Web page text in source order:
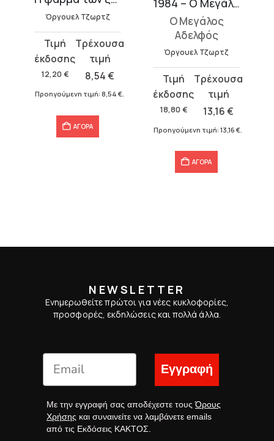
Όργουελ Τζωρτζ
12,20 €
Original
price
was:
12,20 €.
8,54€
τρέχουσα
τιμή
είναι:
Προηγούμενη τιμή: 8,54 €.
ΑΓΟΡΑ
Ο Μεγάλος
Αδελφός
Όργουελ Τζωρτζ
18,80 €
Original
price
was:
18,80 €.
13,16€
τρέχουσα
τιμή
Προηγούμενη τιμή: 13,16 €
ΑΓΟΡΑ
NEWSLETTER
Ενημερωθείτε πρώτοι για νέες κυκλοφορίες,
προσφορές, εκδηλώσεις και πολλά άλλα.
Εγγραφή
Με την εγγραφή σας αποδέχεστε τουςΌρους
Χρήσης και συναινείτε να λαμβάνετε emails
από τις Εκδόσεις ΚΑΚΤΟΣ.